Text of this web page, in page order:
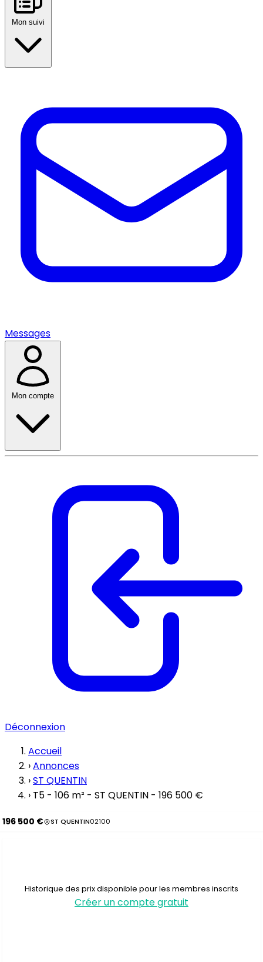
Mon suivi
Messages
Mon compte
Déconnexion
Accueil
›Annonces
›ST QUENTIN
› T5 - 106 m² - ST QUENTIN - 196 500 €
196 500 € ST QUENTIN02100
Historique des prix disponible pour les membres inscrits
Créer un compte gratuit